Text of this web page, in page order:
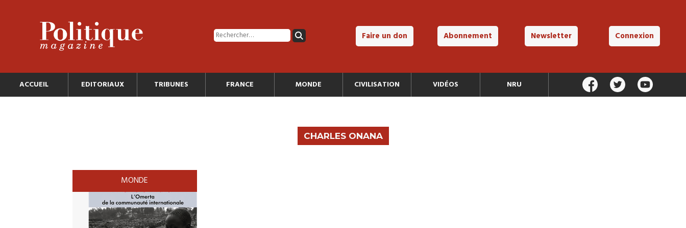
Faire un don Abonnement Newsletter Connexion
ACCUEIL EDITORIAUX TRIBUNES FRANCE MONDE CIVILISATION VIDÉOS NRU
CHARLES ONANA
MONDE